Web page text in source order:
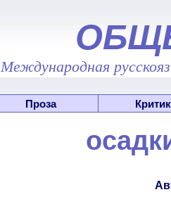
Международная
Проза